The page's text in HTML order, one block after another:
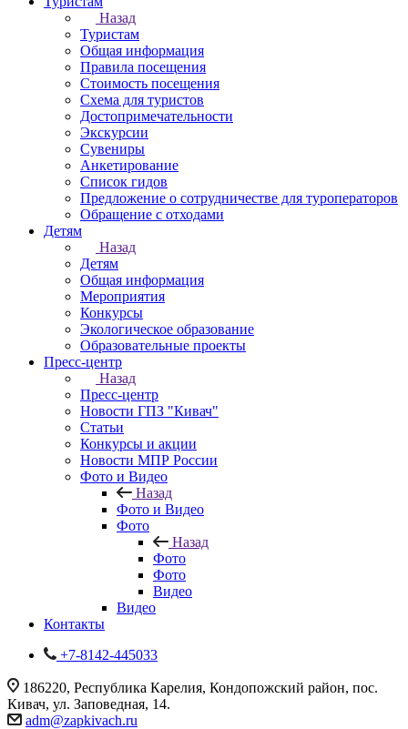
Назад
Туристам
Общая информация
Правила посещения
Стоимость посещения
Схема для туристов
Достопримечательности
Экскурсии
Сувениры
Анкетирование
Список гидов
Предложение о сотрудничестве для туроператоров
Обращение с отходами
Детям
Назад
Детям
Общая информация
Мероприятия
Конкурсы
Экологическое образование
Образовательные проекты
Пресс-центр
Назад
Пресс-центр
Новости ГПЗ "Кивач"
Статьи
Конкурсы и акции
Новости МПР России
Фото и Видео
Назад
Фото и Видео
Фото
Назад
Фото
Фото
Видео
Видео
Контакты
+7-8142-445033
186220, Республика Карелия, Кондопожский район, пос.
Кивач, ул. Заповедная, 14.
adm@zapkivach.ru